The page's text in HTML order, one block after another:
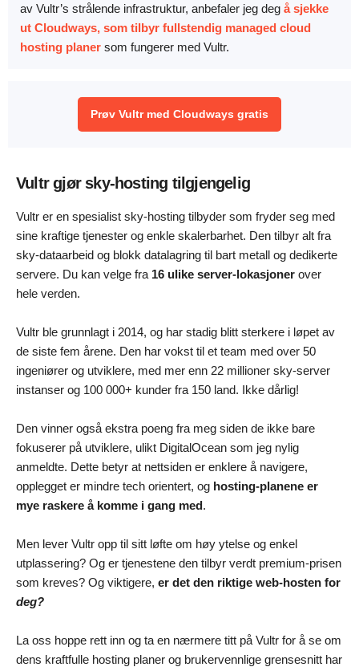
av Vultr’s strålende infrastruktur, anbefaler jeg deg å sjekke
ut Cloudways, som tilbyr fullstendig managed cloud
hosting planer som fungerer med Vultr.
Prøv Vultr med Cloudways gratis
Vultr gjør sky-hosting tilgjengelig
Vultr er en spesialist sky-hosting tilbyder som fryder seg med
sine kraftige tjenester og enkle skalerbarhet. Den tilbyr alt fra
sky-dataarbeid og blokk datalagring til bart metall og dedikerte
servere. Du kan velge fra 16 ulike server-lokasjoner over
hele verden.
Vultr ble grunnlagt i 2014, og har stadig blitt sterkere i løpet av
de siste fem årene. Den har vokst til et team med over 50
ingeniører og utviklere, med mer enn 22 millioner sky-server
instanser og 100 000+ kunder fra 150 land. Ikke dårlig!
Den vinner også ekstra poeng fra meg siden de ikke bare
fokuserer på utviklere, ulikt DigitalOcean som jeg nylig
anmeldte. Dette betyr at nettsiden er enklere å navigere,
opplegget er mindre tech orientert, og hosting-planene er
mye raskere å komme i gang med.
Men lever Vultr opp til sitt løfte om høy ytelse og enkel
utplassering? Og er tjenestene den tilbyr verdt premium-prisen
som kreves? Og viktigere, er det den riktige web-hosten for
deg?
La oss hoppe rett inn og ta en nærmere titt på Vultr for å se om
dens kraftfulle hosting planer og brukervennlige grensesnitt har